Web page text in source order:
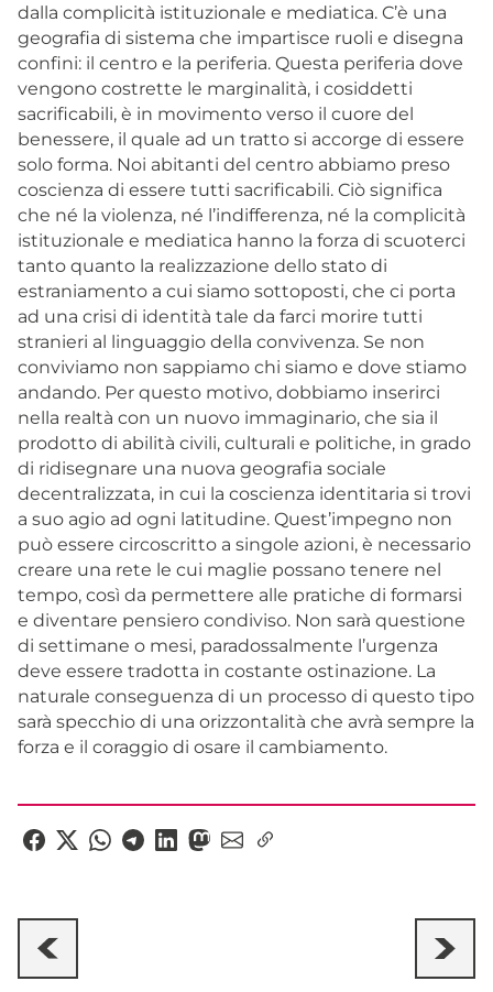
dalla complicità istituzionale e mediatica. C’è una
geografia di sistema che impartisce ruoli e disegna
confini: il centro e la periferia. Questa periferia dove
vengono costrette le marginalità, i cosiddetti
sacrificabili, è in movimento verso il cuore del
benessere, il quale ad un tratto si accorge di essere
solo forma. Noi abitanti del centro abbiamo preso
coscienza di essere tutti sacrificabili. Ciò significa
che né la violenza, né l’indifferenza, né la complicità
istituzionale e mediatica hanno la forza di scuoterci
tanto quanto la realizzazione dello stato di
estraniamento a cui siamo sottoposti, che ci porta
ad una crisi di identità tale da farci morire tutti
stranieri al linguaggio della convivenza. Se non
conviviamo non sappiamo chi siamo e dove stiamo
andando. Per questo motivo, dobbiamo inserirci
nella realtà con un nuovo immaginario, che sia il
prodotto di abilità civili, culturali e politiche, in grado
di ridisegnare una nuova geografia sociale
decentralizzata, in cui la coscienza identitaria si trovi
a suo agio ad ogni latitudine. Quest’impegno non
può essere circoscritto a singole azioni, è necessario
creare una rete le cui maglie possano tenere nel
tempo, così da permettere alle pratiche di formarsi
e diventare pensiero condiviso. Non sarà questione
di settimane o mesi, paradossalmente l’urgenza
deve essere tradotta in costante ostinazione. La
naturale conseguenza di un processo di questo tipo
sarà specchio di una orizzontalità che avrà sempre la
forza e il coraggio di osare il cambiamento.